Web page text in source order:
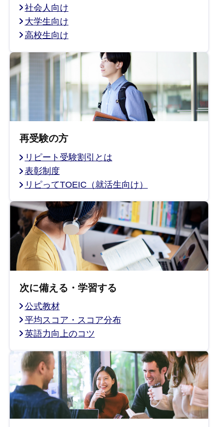
社会人向け
大学生向け
高校生向け
再受験の方
リピート受験割引とは
表彰制度
リピってTOEIC（就活生向け）
次に備える・学習する
公式教材
平均スコア・スコア分布
英語力向上のコツ